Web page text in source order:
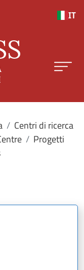
IT
Centri di ricerca
Progetti